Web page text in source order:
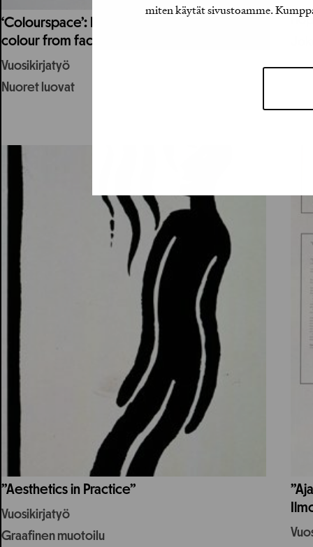
miten käytät sivustoamme.
‘Colourspace’: Book on the narrativity in
colour from facades to graphic space
Vuosikirjatyö
Nuoret luovat
”Aesthetics in Practice”
Vuosikirjatyö
Graafinen muotoilu